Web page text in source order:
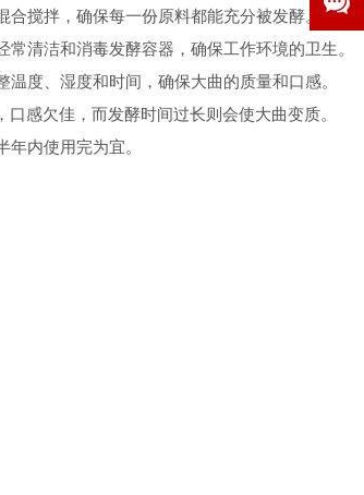
搅拌，确保每一份原料都能充分被发酵。
清洁和消毒发酵容器，确保工作环境的卫生。
度、湿度和时间，确保大曲的质量和口感。
感欠佳，而发酵时间过长则会使大曲变质。
内使用完为宜。